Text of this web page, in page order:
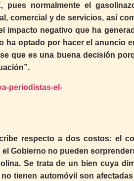
normalmente el
comercial y de servicios, así
impacto negativo que ha
ha optado por hacer el anuncio
que es una buena decisión
periodistas-el-
respecto a dos costos: el
Gobierno no pueden
Se trata de un bien cuya
tienen automóvil son